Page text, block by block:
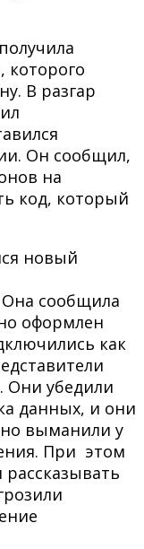
которого
В разгар
Он сообщил,
на
код, который
новый
сообщила
оформлен
как
Они убедили
данных, и они
выманили у
При этом